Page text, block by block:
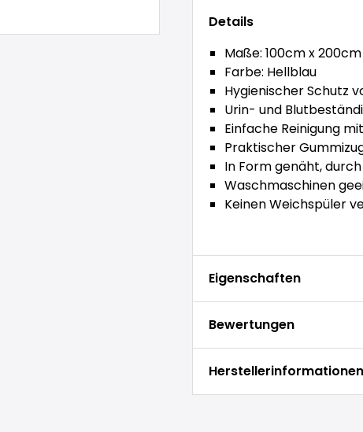
Details
Maße: 100cm x
Farbe: Hellblau
Hygienischer Schutz
Urin- und
Einfache Reinigung
Praktischer
In Form genäht,
Waschmaschinen
Keinen Weichspüler
Eigenschaften
Bewertungen
Herstellerinformationen